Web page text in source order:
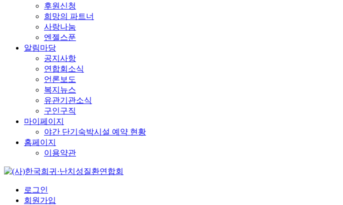
후원신청
희망의 파트너
사랑나눔
엔젤스푼
알림마당
공지사항
연합회소식
언론보도
복지뉴스
유관기관소식
구인구직
마이페이지
야간 단기숙박시설 예약 현황
홈페이지
이용약관
로그인
회원가입